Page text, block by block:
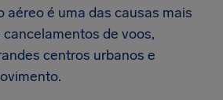
aéreo é uma das causas mais
de voos,
centros urbanos e